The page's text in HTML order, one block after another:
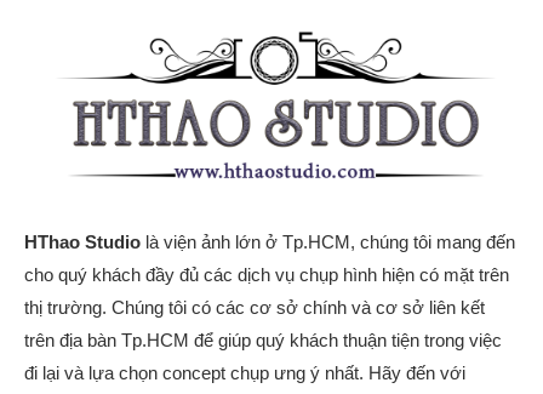
HThao Studio là viện ảnh lớn ở Tp.HCM, chúng tôi mang đến
cho quý khách đầy đủ các dịch vụ chụp hình hiện có mặt trên
thị trường. Chúng tôi có các cơ sở chính và cơ sở liên kết
trên địa bàn Tp.HCM để giúp quý khách thuận tiện trong việc
đi lại và lựa chọn concept chụp ưng ý nhất. Hãy đến với